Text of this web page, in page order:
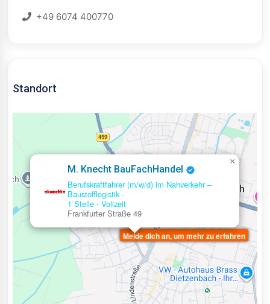
+49 6074 400770
Standort
Melde dich an, um mehr zu erfahren
M. Knecht BauFachHandel
Berufskraftfahrer (m/w/d) im Nahverkehr –
Baustofflogistik -
1 Stelle - Vollzeit
Frankfurter Straße 49
×